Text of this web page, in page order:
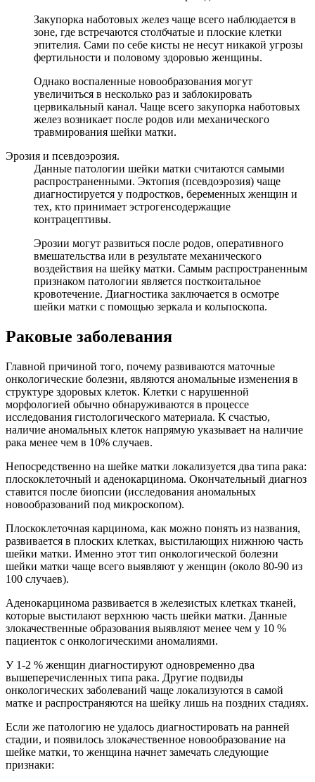
Закупорка наботовых желез чаще всего наблюдается в
зоне, где встречаются столбчатые и плоские клетки
эпителия. Сами по себе кисты не несут никакой угрозы
фертильности и половому здоровью женщины.
Однако воспаленные новообразования могут
увеличиться в несколько раз и заблокировать
цервикальный канал. Чаще всего закупорка наботовых
желез возникает после родов или механического
травмирования шейки матки.
Эрозия и псевдоэрозия.
Данные патологии шейки матки считаются самыми
распространенными. Эктопия (псевдоэрозия) чаще
диагностируется у подростков, беременных женщин и
тех, кто принимает эстрогенсодержащие
контрацептивы.
Эрозии могут развиться после родов, оперативного
вмешательства или в результате механического
воздействия на шейку матки. Самым распространенным
признаком патологии является посткоитальное
кровотечение. Диагностика заключается в осмотре
шейки матки с помощью зеркала и кольпоскопа.
Раковые заболевания
Главной причиной того, почему развиваются маточные
онкологические болезни, являются аномальные изменения в
структуре здоровых клеток. Клетки с нарушенной
морфологией обычно обнаруживаются в процессе
исследования гистологического материала. К счастью,
наличие аномальных клеток напрямую указывает на наличие
рака менее чем в 10% случаев.
Непосредственно на шейке матки локализуется два типа рака:
плоскоклеточный и аденокарцинома. Окончательный диагноз
ставится после биопсии (исследования аномальных
новообразований под микроскопом).
Плоскоклеточная карцинома, как можно понять из названия,
развивается в плоских клетках, выстилающих нижнюю часть
шейки матки. Именно этот тип онкологической болезни
шейки матки чаще всего выявляют у женщин (около 80-90 из
100 случаев).
Аденокарцинома развивается в железистых клетках тканей,
которые выстилают верхнюю часть шейки матки. Данные
злокачественные образования выявляют менее чем у 10 %
пациенток с онкологическими аномалиями.
У 1-2 % женщин диагностируют одновременно два
вышеперечисленных типа рака. Другие подвиды
онкологических заболеваний чаще локализуются в самой
матке и распространяются на шейку лишь на поздних стадиях.
Если же патологию не удалось диагностировать на ранней
стадии, и появилось злокачественное новообразование на
шейке матки, то женщина начнет замечать следующие
признаки: